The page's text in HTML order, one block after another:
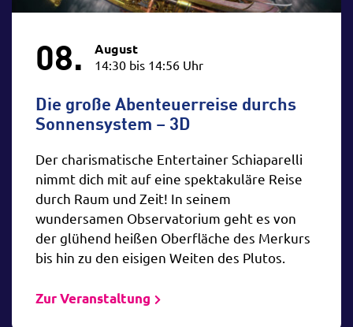
08. August
14:30 bis 14:56 Uhr
Die große Abenteuerreise durchs
Sonnensystem – 3D
Der charismatische Entertainer Schiaparelli
nimmt dich mit auf eine spektakuläre Reise
durch Raum und Zeit! In seinem
wundersamen Observatorium geht es von
der glühend heißen Oberfläche des Merkurs
bis hin zu den eisigen Weiten des Plutos.
Zur Veranstaltung